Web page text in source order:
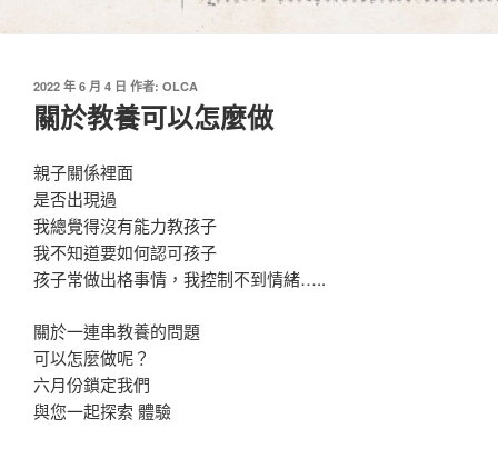
發
佈
於
2022 年 6 月 4 日 作者: OLCA
關於教養可以怎麼做
親子關係裡面
是否出現過
我總覺得沒有能力教孩子
我不知道要如何認可孩子
孩子常做出格事情，我控制不到情緒…..
關於一連串教養的問題
可以怎麼做呢？
六月份鎖定我們
與您一起探索 體驗